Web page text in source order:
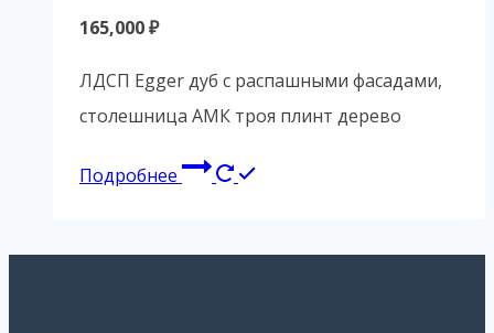
165,000₽
ЛДСП Egger дуб с распашными фасадами,
столешница АМК троя плинт дерево
Подробнее